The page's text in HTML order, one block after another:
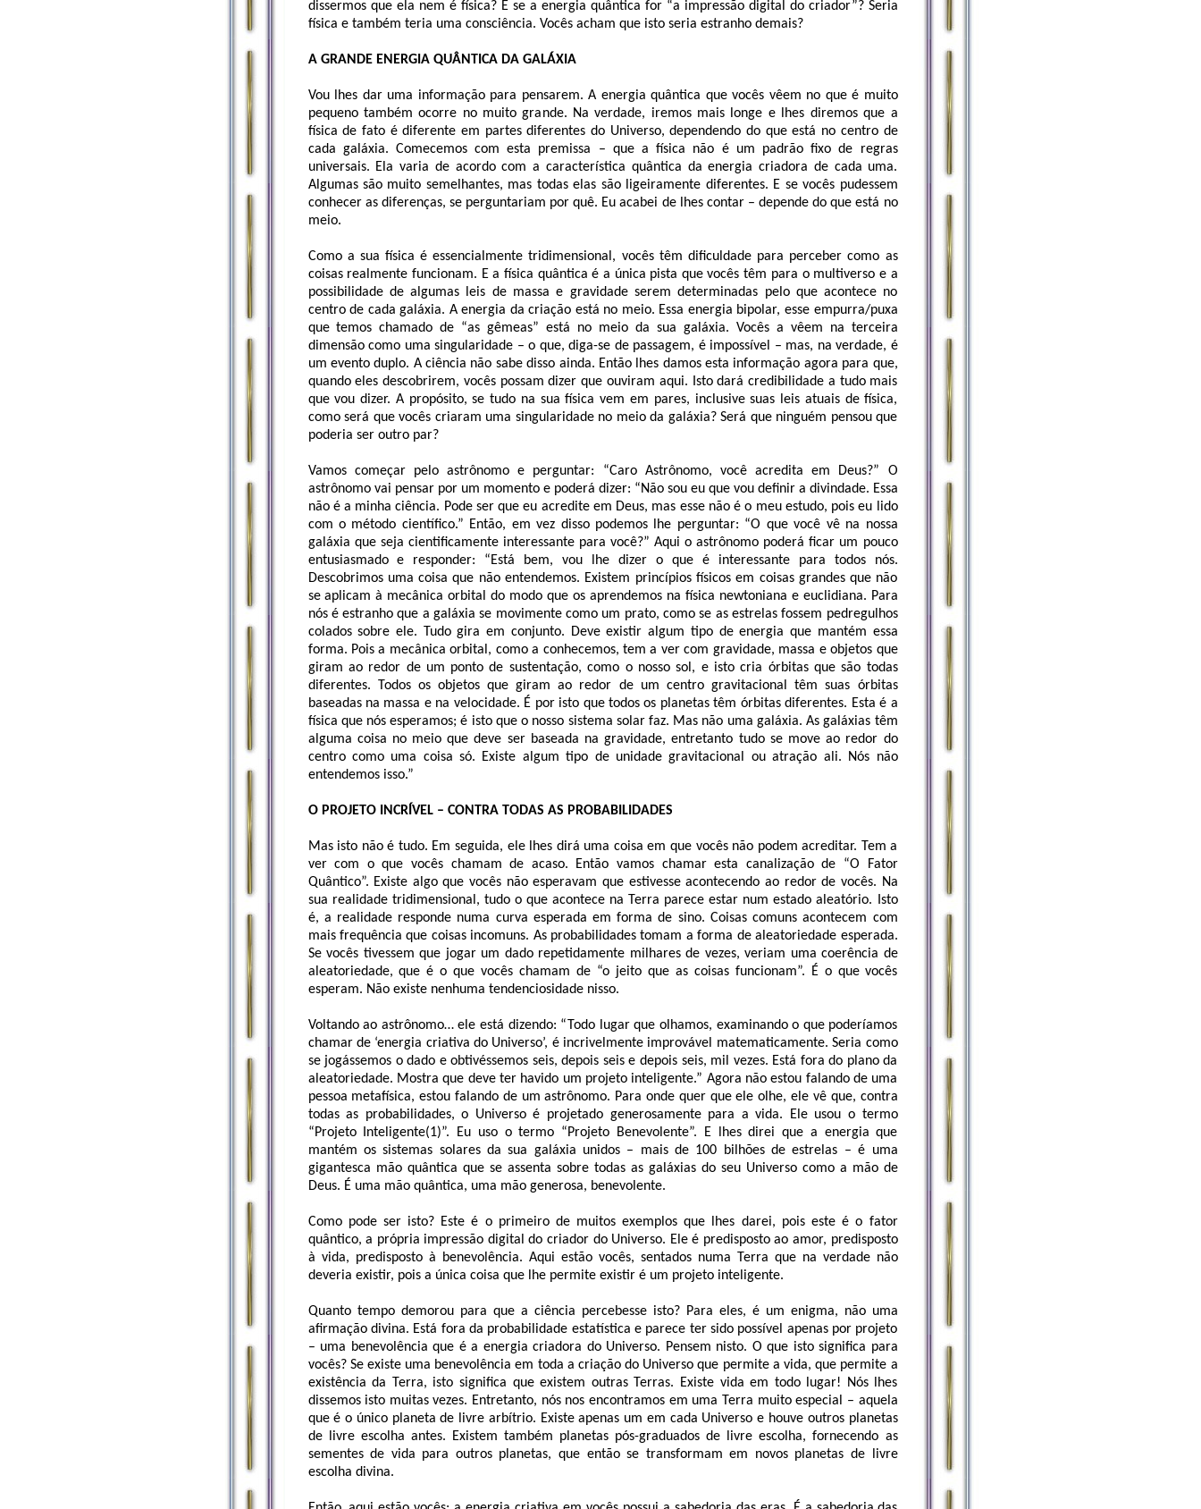
dissermos que ela nem é física? E se a energia quântica for “a impressão digital do criador”? Seria
física e também teria uma consciência. Vocês acham que isto seria estranho demais?
A GRANDE ENERGIA QUÂNTICA DA GALÁXIA
Vou lhes dar uma informação para pensarem. A energia quântica que vocês vêem no que é muito
pequeno também ocorre no muito grande. Na verdade, iremos mais longe e lhes diremos que a
física de fato é diferente em partes diferentes do Universo, dependendo do que está no centro de
cada galáxia. Comecemos com esta premissa – que a física não é um padrão fixo de regras
universais. Ela varia de acordo com a característica quântica da energia criadora de cada uma.
Algumas são muito semelhantes, mas todas elas são ligeiramente diferentes. E se vocês pudessem
conhecer as diferenças, se perguntariam por quê. Eu acabei de lhes contar – depende do que está no
meio.
Como a sua física é essencialmente tridimensional, vocês têm dificuldade para perceber como as
coisas realmente funcionam. E a física quântica é a única pista que vocês têm para o multiverso e a
possibilidade de algumas leis de massa e gravidade serem determinadas pelo que acontece no
centro de cada galáxia. A energia da criação está no meio. Essa energia bipolar, esse empurra/puxa
que temos chamado de “as gêmeas” está no meio da sua galáxia. Vocês a vêem na terceira
dimensão como uma singularidade – o que, diga-se de passagem, é impossível – mas, na verdade, é
um evento duplo. A ciência não sabe disso ainda. Então lhes damos esta informação agora para que,
quando eles descobrirem, vocês possam dizer que ouviram aqui. Isto dará credibilidade a tudo mais
que vou dizer. A propósito, se tudo na sua física vem em pares, inclusive suas leis atuais de física,
como será que vocês criaram uma singularidade no meio da galáxia? Será que ninguém pensou que
poderia ser outro par?
Vamos começar pelo astrônomo e perguntar: “Caro Astrônomo, você acredita em Deus?” O
astrônomo vai pensar por um momento e poderá dizer: “Não sou eu que vou definir a divindade. Essa
não é a minha ciência. Pode ser que eu acredite em Deus, mas esse não é o meu estudo, pois eu lido
com o método científico.” Então, em vez disso podemos lhe perguntar: “O que você vê na nossa
galáxia que seja cientificamente interessante para você?” Aqui o astrônomo poderá ficar um pouco
entusiasmado e responder: “Está bem, vou lhe dizer o que é interessante para todos nós.
Descobrimos uma coisa que não entendemos. Existem princípios físicos em coisas grandes que não
se aplicam à mecânica orbital do modo que os aprendemos na física newtoniana e euclidiana. Para
nós é estranho que a galáxia se movimente como um prato, como se as estrelas fossem pedregulhos
colados sobre ele. Tudo gira em conjunto. Deve existir algum tipo de energia que mantém essa
forma. Pois a mecânica orbital, como a conhecemos, tem a ver com gravidade, massa e objetos que
giram ao redor de um ponto de sustentação, como o nosso sol, e isto cria órbitas que são todas
diferentes. Todos os objetos que giram ao redor de um centro gravitacional têm suas órbitas
baseadas na massa e na velocidade. É por isto que todos os planetas têm órbitas diferentes. Esta é a
física que nós esperamos; é isto que o nosso sistema solar faz. Mas não uma galáxia. As galáxias têm
alguma coisa no meio que deve ser baseada na gravidade, entretanto tudo se move ao redor do
centro como uma coisa só. Existe algum tipo de unidade gravitacional ou atração ali. Nós não
entendemos isso.”
O PROJETO INCRÍVEL – CONTRA TODAS AS PROBABILIDADES
Mas isto não é tudo. Em seguida, ele lhes dirá uma coisa em que vocês não podem acreditar. Tem a
ver com o que vocês chamam de acaso. Então vamos chamar esta canalização de “O Fator
Quântico”. Existe algo que vocês não esperavam que estivesse acontecendo ao redor de vocês. Na
sua realidade tridimensional, tudo o que acontece na Terra parece estar num estado aleatório. Isto
é, a realidade responde numa curva esperada em forma de sino. Coisas comuns acontecem com
mais frequência que coisas incomuns. As probabilidades tomam a forma de aleatoriedade esperada.
Se vocês tivessem que jogar um dado repetidamente milhares de vezes, veriam uma coerência de
aleatoriedade, que é o que vocês chamam de “o jeito que as coisas funcionam”. É o que vocês
esperam. Não existe nenhuma tendenciosidade nisso.
Voltando ao astrônomo… ele está dizendo: “Todo lugar que olhamos, examinando o que poderíamos
chamar de ‘energia criativa do Universo’, é incrivelmente improvável matematicamente. Seria como
se jogássemos o dado e obtivéssemos seis, depois seis e depois seis, mil vezes. Está fora do plano da
aleatoriedade. Mostra que deve ter havido um projeto inteligente.” Agora não estou falando de uma
pessoa metafísica, estou falando de um astrônomo. Para onde quer que ele olhe, ele vê que, contra
todas as probabilidades, o Universo é projetado generosamente para a vida. Ele usou o termo
“Projeto Inteligente(1)”. Eu uso o termo “Projeto Benevolente”. E lhes direi que a energia que
mantém os sistemas solares da sua galáxia unidos – mais de 100 bilhões de estrelas – é uma
gigantesca mão quântica que se assenta sobre todas as galáxias do seu Universo como a mão de
Deus. É uma mão quântica, uma mão generosa, benevolente.
Como pode ser isto? Este é o primeiro de muitos exemplos que lhes darei, pois este é o fator
quântico, a própria impressão digital do criador do Universo. Ele é predisposto ao amor, predisposto
à vida, predisposto à benevolência. Aqui estão vocês, sentados numa Terra que na verdade não
deveria existir, pois a única coisa que lhe permite existir é um projeto inteligente.
Quanto tempo demorou para que a ciência percebesse isto? Para eles, é um enigma, não uma
afirmação divina. Está fora da probabilidade estatística e parece ter sido possível apenas por projeto
– uma benevolência que é a energia criadora do Universo. Pensem nisto. O que isto significa para
vocês? Se existe uma benevolência em toda a criação do Universo que permite a vida, que permite a
existência da Terra, isto significa que existem outras Terras. Existe vida em todo lugar! Nós lhes
dissemos isto muitas vezes. Entretanto, nós nos encontramos em uma Terra muito especial – aquela
que é o único planeta de livre arbítrio. Existe apenas um em cada Universo e houve outros planetas
de livre escolha antes. Existem também planetas pós-graduados de livre escolha, fornecendo as
sementes de vida para outros planetas, que então se transformam em novos planetas de livre
escolha divina.